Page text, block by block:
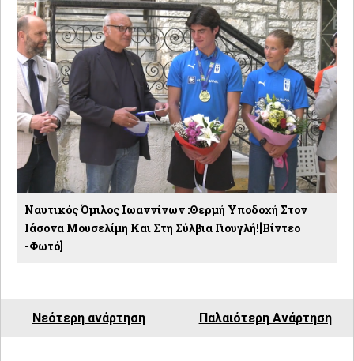
Ναυτικός Όμιλος Ιωαννίνων :Θερμή Υποδοχή Στον
Ιάσονα Μουσελίμη Και Στη Σύλβια Γιουγλή![βίντεο
-φωτό]
Νεότερη ανάρτηση Παλαιότερη Ανάρτηση